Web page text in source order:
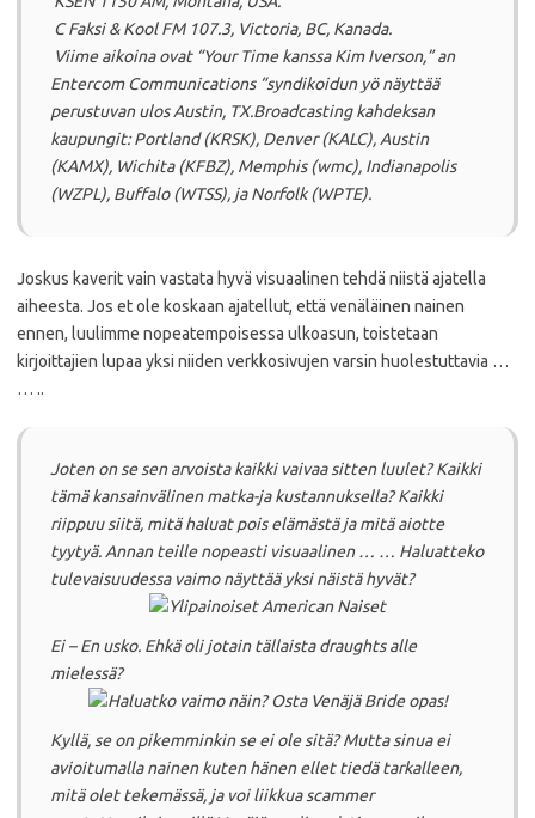
C Faksi & Kool FM 107.3, Victoria, BC, Kanada.
Viime aikoina ovat “Your Time kanssa Kim Iverson,” an
Entercom Communications “syndikoidun yö näyttää
perustuvan ulos Austin, TX.Broadcasting kahdeksan
kaupungit: Portland (KRSK), Denver (KALC), Austin
(KAMX), Wichita (KFBZ), Memphis (wmc), Indianapolis
(WZPL), Buffalo (WTSS), ja Norfolk (WPTE).
Joskus kaverit vain vastata hyvä visuaalinen tehdä niistä ajatella
aiheesta. Jos et ole koskaan ajatellut, että venäläinen nainen
ennen, luulimme nopeatempoisessa ulkoasun, toistetaan
kirjoittajien lupaa yksi niiden verkkosivujen varsin huolestuttavia …
… ..
Joten on se sen arvoista kaikki vaivaa sitten luulet? Kaikki
tämä kansainvälinen matka-ja kustannuksella? Kaikki
riippuu siitä, mitä haluat pois elämästä ja mitä aiotte
tyytyä. Annan teille nopeasti visuaalinen … … Haluatteko
tulevaisuudessa vaimo näyttää yksi näistä hyvät?
Ei – En usko. Ehkä oli jotain tällaista draughts alle
mielessä?
Kyllä, seonpikemminkin se ei ole sitä? Mutta sinua ei
avioitumalla nainen kuten hänen ellet tiedä tarkalleen,
mitä olet tekemässä, ja voi liikkua scammer